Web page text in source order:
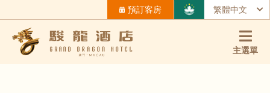
預訂客房 繁體中文
主選單